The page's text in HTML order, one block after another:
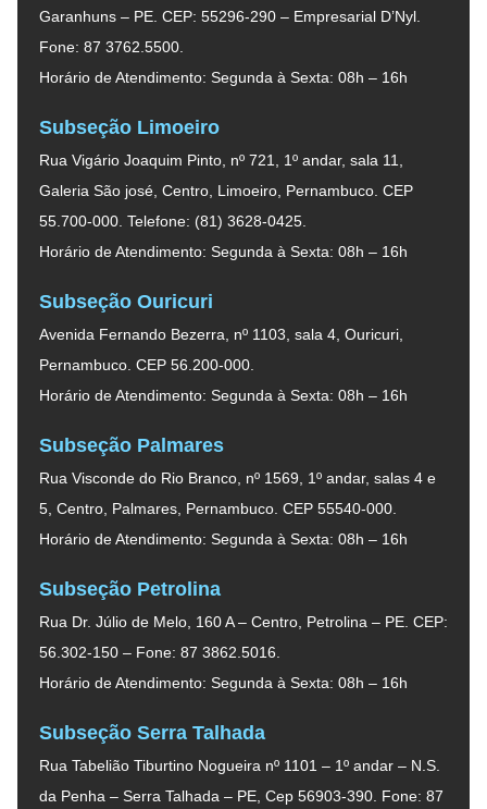
Garanhuns – PE. CEP: 55296-290 – Empresarial D’Nyl.
Fone: 87 3762.5500.
Horário de Atendimento: Segunda à Sexta: 08h – 16h
Subseção Limoeiro
Rua Vigário Joaquim Pinto, nº 721, 1º andar, sala 11,
Galeria São josé, Centro, Limoeiro, Pernambuco. CEP
55.700-000. Telefone: (81) 3628-0425.
Horário de Atendimento: Segunda à Sexta: 08h – 16h
Subseção Ouricuri
Avenida Fernando Bezerra, nº 1103, sala 4, Ouricuri,
Pernambuco. CEP 56.200-000.
Horário de Atendimento: Segunda à Sexta: 08h – 16h
Subseção Palmares
Rua Visconde do Rio Branco, nº 1569, 1º andar, salas 4 e
5, Centro, Palmares, Pernambuco. CEP 55540-000.
Horário de Atendimento: Segunda à Sexta: 08h – 16h
Subseção Petrolina
Rua Dr. Júlio de Melo, 160 A – Centro, Petrolina – PE. CEP:
56.302-150 – Fone: 87 3862.5016.
Horário de Atendimento: Segunda à Sexta: 08h – 16h
Subseção Serra Talhada
Rua Tabelião Tiburtino Nogueira nº 1101 – 1º andar – N.S.
da Penha – Serra Talhada – PE, Cep 56903-390. Fone: 87